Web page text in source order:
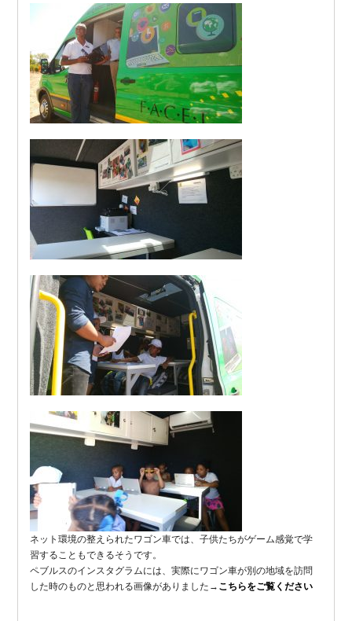
ネット環境の整えられたワゴン車では、子供たちがゲーム感覚で学
習することもできるそうです。
ペブルスのインスタグラムには、実際にワゴン車が別の地域を訪問
した時のものと思われる画像がありました→ こちらをご覧ください